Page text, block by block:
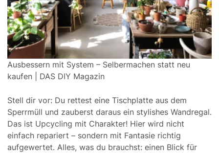
Ausbessern mit System – Selbermachen statt neu
kaufen | DAS DIY Magazin
Stell dir vor: Du rettest eine Tischplatte aus dem
Sperrmüll und zauberst daraus ein stylishes Wandregal.
Das ist Upcycling mit Charakter! Hier wird nicht
einfach repariert – sondern mit Fantasie richtig
aufgewertet. Alles, was du brauchst: einen Blick für